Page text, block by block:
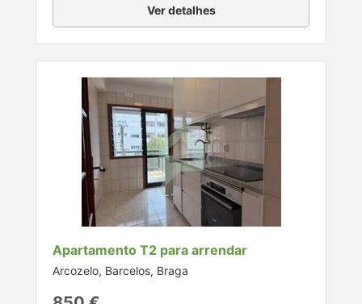
Ver detalhes
Apartamento T2 para arrendar
Arcozelo, Barcelos, Braga